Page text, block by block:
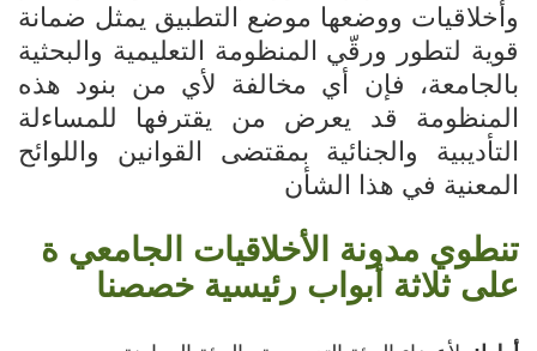
وأخلاقيات ووضعها موضع التطبيق يمثل ضمانة
قوية لتطور ورقّي المنظومة التعليمية والبحثية
بالجامعة، فإن أي مخالفة لأي من بنود هذه
المنظومة قد يعرض من يقترفها للمساءلة
التأديبية والجنائية بمقتضى القوانين واللوائح
المعنية في هذا الشأن
تنطوي مدونة الأخلاقيات الجامعي ة
على ثلاثة أبواب رئيسية خصصنا